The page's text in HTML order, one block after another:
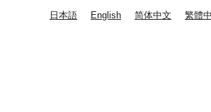
日本語 English 简体中文 繁體